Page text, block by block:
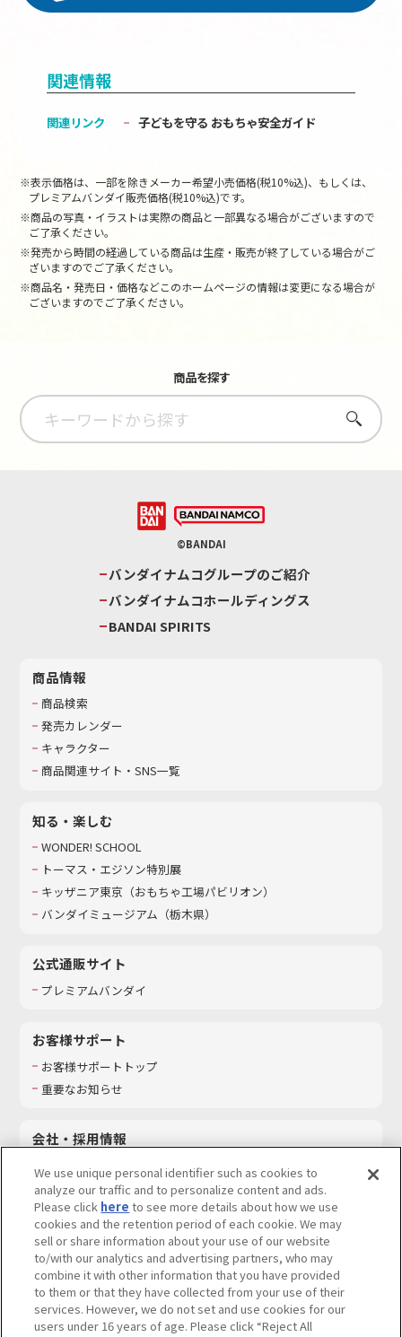
関連情報
関連リンク 子どもを守る おもちゃ安全ガイド
※表示価格は、一部を除きメーカー希望小売価格(税10%込)、もしくは、
プレミアムバンダイ販売価格(税10%込)です。
※商品の写真・イラストは実際の商品と一部異なる場合がございますので
ご了承ください。
※発売から時間の経過している商品は生産・販売が終了している場合がご
ざいますのでご了承ください。
※商品名・発売日・価格などこのホームページの情報は変更になる場合が
ございますのでご了承ください。
商品を探す
さがす
©BANDAI
バンダイナムコグループのご紹介
バンダイナムコホールディングス
BANDAI SPIRITS
商品情報
商品検索
発売カレンダー
キャラクター
商品関連サイト・SNS一覧
知る・楽しむ
WONDER! SCHOOL
トーマス・エジソン特別展
キッザニア東京（おもちゃ工場パビリオン）​
バンダイミュージアム（栃木県）
公式通販サイト
プレミアムバンダイ
お客様サポート
お客様サポートトップ
重要なお知らせ
会社・採用情報
採用情報
サステナビリティ
お問い合わせ
ウェブサイトご利用条件 ソーシャルメディアポリシー
We use unique personal identifier such as cookies to
analyze our traffic and to personalize content and ads.
Please click here to see more details about how we use
cookies and the retention period of each cookie. We may
sell or share information about your use of our website
to/with our analytics and advertising partners, who may
combine it with other information that you have provided
to them or that they have collected from your use of their
services. However, we do not set and use cookies for our
users under 16 years of age. Please click “Reject All